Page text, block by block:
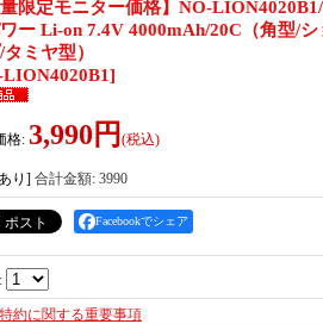
量限定モニター価格】NO-
ー Li-on 7.4V 4000mAh/20C（角型/シ
ミヤ型）
]
格: 3,990円 (税込)
り] 合計金額: 3990
Facebookでシェア
:
約に関する重要事項